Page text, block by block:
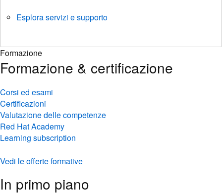
Esplora servizi e supporto
Formazione
Formazione & certificazione
Corsi ed esami
Certificazioni
Valutazione delle competenze
Red Hat Academy
Learning subscription
Vedi le offerte formative
In primo piano